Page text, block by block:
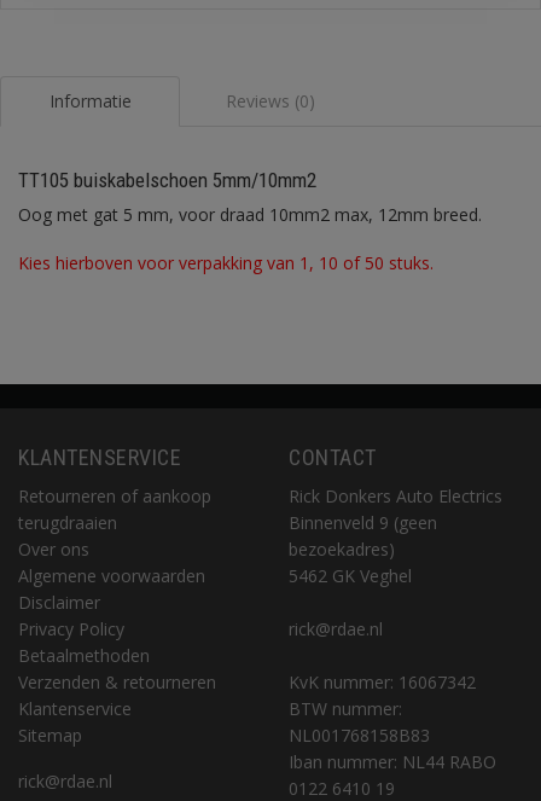
Informatie Reviews (0)
TT105 buiskabelschoen 5mm/10mm2
Oog met gat 5 mm, voor draad 10mm2 max, 12mm breed.
Kies hierboven voor verpakking van 1, 10 of 50 stuks.
KLANTENSERVICE
Retourneren of aankoop
terugdraaien
Over ons
Algemene voorwaarden
Disclaimer
Privacy Policy
Betaalmethoden
Verzenden & retourneren
Klantenservice
Sitemap
rick@rdae.nl
CONTACT
Rick Donkers Auto Electrics
Binnenveld 9 (geen
bezoekadres)
5462 GK Veghel
rick@rdae.nl
KvK nummer: 16067342
BTW nummer:
NL001768158B83
Iban nummer: NL44 RABO
0122 6410 19